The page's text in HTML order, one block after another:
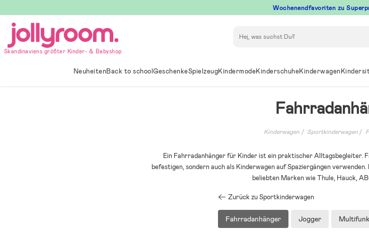
till
innehållet
Wochenendfavoriten zu
Skandinaviens größter Kinder- & Babyshop
NeuheitenBack to schoolGeschenkeSpielzeugKindermodeKinderschuheKinderwagen
Kinderwagen Sportkinderwagen
Ein Fahrradanhänger für Kinder ist ein praktischer Alltagsbegleiter.
befestigen, sondern auch als Kinderwagen auf Spaziergängen
beliebten Marken wie Thule, Hauck,
Zurück zu Sportkinderwagen
Fahrradanhänger Jogger